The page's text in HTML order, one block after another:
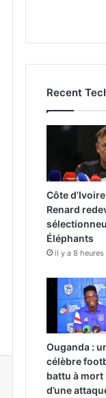
Recent
Côte
Renard
Éléphants
il y a 8 heures
Ouganda :
célèbre
battu à mort
d’une